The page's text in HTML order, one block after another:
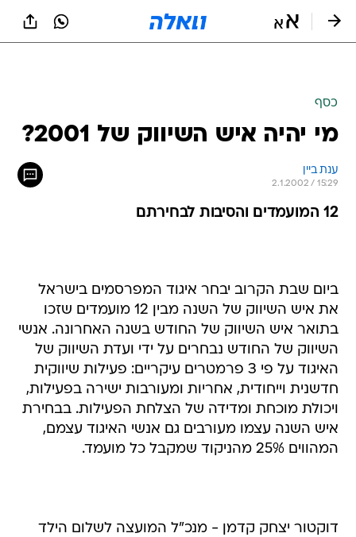
כסף
מי יהיה איש השיווק של 2001?
ענת ביין
2.1.2002 / 15:29
12 המועמדים והסיבות לבחירתם
ביום שבת הקרוב יבחר איגוד המפרסמים בישראל
את איש השיווק של השנה מבין 12 מועמדים שזכו
בתואר איש השיווק של החודש בשנה האחרונה. אנשי
השיווק של החודש נבחרים על ידי ועדת השיווק של
האיגוד על פי 3 פרמטרים עיקריים: פעילות שיווקית
חדשנית וייחודית, אחריות ומעורבות ישירה בפעילות,
ויכולת מוכחת ומדידה של הצלחת הפעילות. בבחירת
איש השנה עצמו מעורבים גם אנשי האיגוד עצמם,
המהווים 25% מהניקוד שמקבל כל מועמד.
דוקטור יצחק קדמן - מנכ"ל המועצה לשלום הילד